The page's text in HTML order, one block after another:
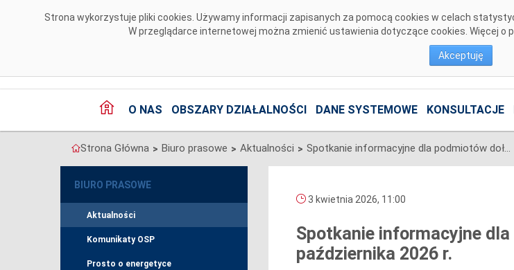
Strona wykorzystuje pliki cookies. Używamy informacji zapisanych za pomocą cookies w celach
W przeglądarce internetowej można zmienić ustawienia dotyczące cookies. Więcej o
Akceptuję
O NAS OBSZARY DZIAŁALNOŚCI DANE SYSTEMOWE KONSULTACJE
Strona Główna > Biuro prasowe > Aktualności > Spotkanie informacyjne dla podmiotów dołączających do CSIRE od 19 października 2026 r.
BIURO PRASOWE
Aktualności
Komunikaty OSP
Prosto o energetyce
3 kwietnia 2026, 11:00
Spotkanie informacyjne dla
października 2026 r.